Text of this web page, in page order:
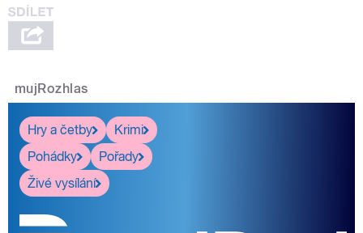
mujRozhlas
Hry a četby
Krimi
Pohádky
Pořady
Živé vysílání